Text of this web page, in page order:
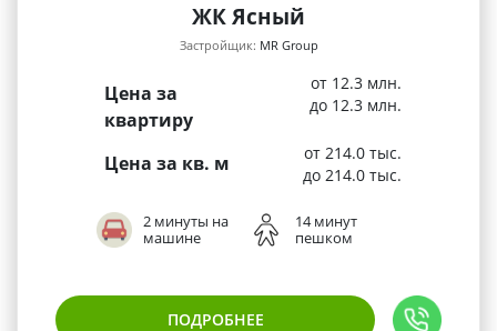
ЖК Ясный
Застройщик: MR Group
Цена за
квартиру
от 12.3 млн.
до 12.3 млн.
Цена за кв. м
от 214.0 тыс.
до 214.0 тыс.
2 минуты на
машине
14 минут
пешком
ПОДРОБНЕЕ